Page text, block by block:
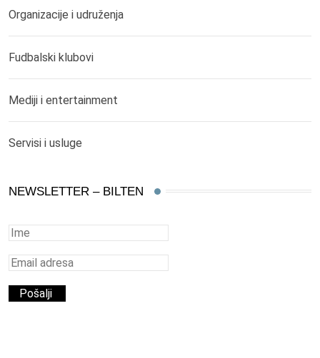
Organizacije i udruženja
Fudbalski klubovi
Mediji i entertainment
Servisi i usluge
NEWSLETTER – BILTEN